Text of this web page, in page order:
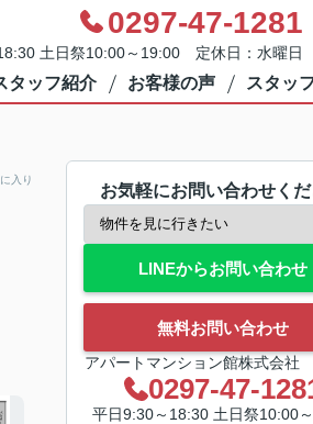
0297-47-1281
土日祭10:00～19:00 定休日：水曜日
タッフ紹介 お客様の声 スタッ
入り
お気軽にお問い合わせく
LINEからお問い合わせ
無料お問い合わせ
アパートマンション館株式会社
0297-47-
平日9:30～18:30 土日祭10:00